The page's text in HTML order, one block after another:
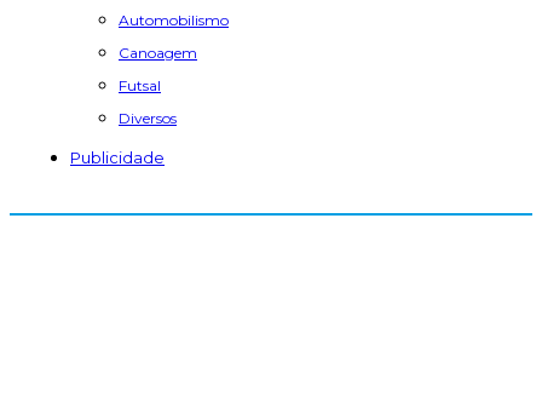
Automobilismo
Canoagem
Futsal
Diversos
Publicidade